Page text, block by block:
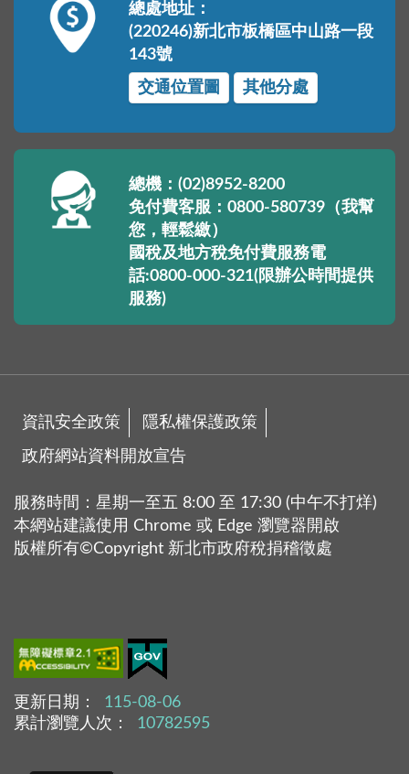
總處地址：
(220246)新北市板橋區中山路一段
143號
交通位置圖
其他分處
總機：(02)8952-8200
免付費客服：0800-580739（我幫
您，輕鬆繳）
國稅及地方稅免付費服務電
話:0800-000-321(限辦公時間提供
服務)
資訊安全政策 隱私權保護政策
政府網站資料開放宣告
服務時間：星期一至五 8:00 至 17:30 (中午不打烊)
本網站建議使用 Chrome 或 Edge 瀏覽器開啟
版權所有©Copyright 新北市政府稅捐稽徵處
更新日期：
115-08-06
累計瀏覽人次：
10782595